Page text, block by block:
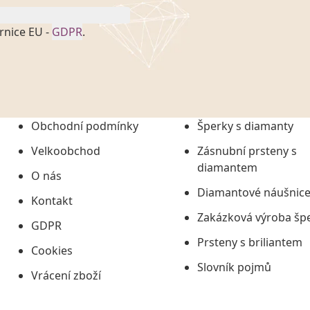
EU - GDPR.
č. 101/2000 Sb. v
uchováním veškerých
údajů či jako jeho
informací, nejdéle
Obchodní podmínky
Velkoobchod
O nás
Kontakt
GDPR
Cookies
Vrácení zboží
Šperky s diamanty
Zásnubní prsteny s
diamantem
Diamantové náušnice
Zakázková výroba
Prsteny s briliantem
Slovník pojmů